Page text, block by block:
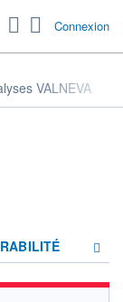
Connexion
VALNEVA